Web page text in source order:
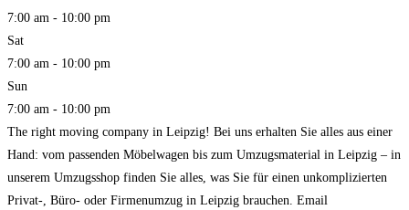
7:00 am - 10:00 pm
Sat
7:00 am - 10:00 pm
Sun
7:00 am - 10:00 pm
The right moving company in Leipzig! Bei uns erhalten Sie alles aus einer
Hand: vom passenden Möbelwagen bis zum Umzugsmaterial in Leipzig – in
unserem Umzugsshop finden Sie alles, was Sie für einen unkomplizierten
Privat-, Büro- oder Firmenumzug in Leipzig brauchen. Email